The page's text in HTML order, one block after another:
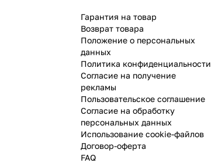
Гарантия на товар
Возврат товара
Положение о персональных
данных
Политика конфиденциальности
Согласие на получение
рекламы
Пользовательское соглашение
Согласие на обработку
персональных данных
Использование cookie-файлов
Договор-оферта
FAQ